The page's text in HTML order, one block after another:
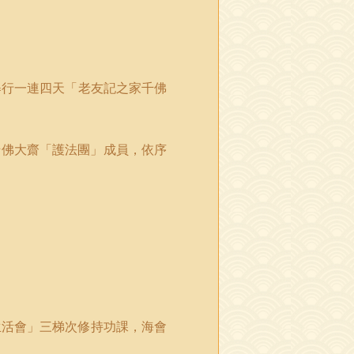
一連四天「老友記之家千佛
大齋「護法團」成員，依序
會 」 三梯次修持功課，海會